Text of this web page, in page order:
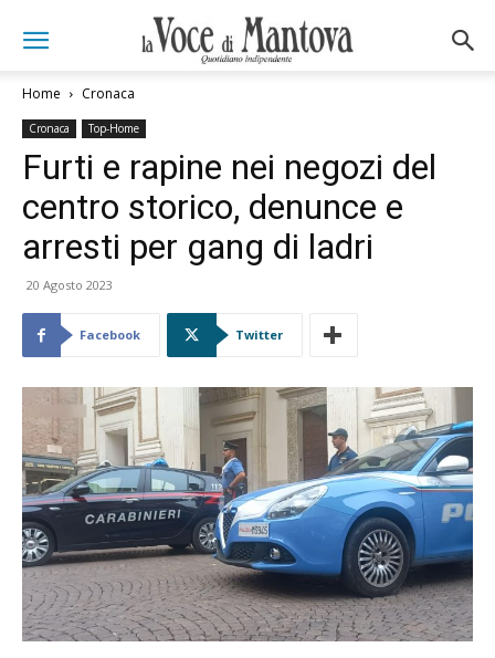
Home Cronaca
Cronaca Top-Home
Furti e rapine nei negozi del
centro storico, denunce e
arresti per gang di ladri
20 Agosto 2023
Facebook Twitter